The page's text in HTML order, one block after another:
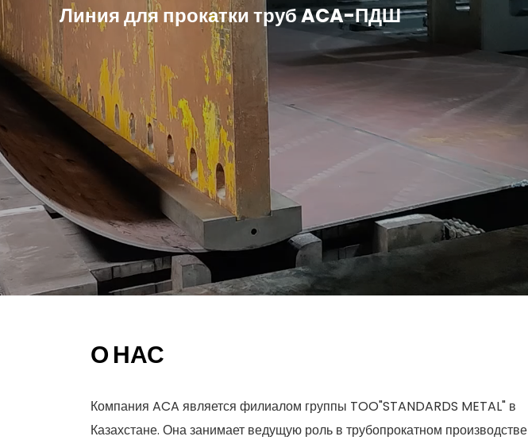
Линия для прокатки труб ACA-ПДШ
О НАС
Компания ACA является филиалом группы TOO"STANDARDS METAL" в
Казахстане. Она занимает ведущую роль в трубопрокатном производстве